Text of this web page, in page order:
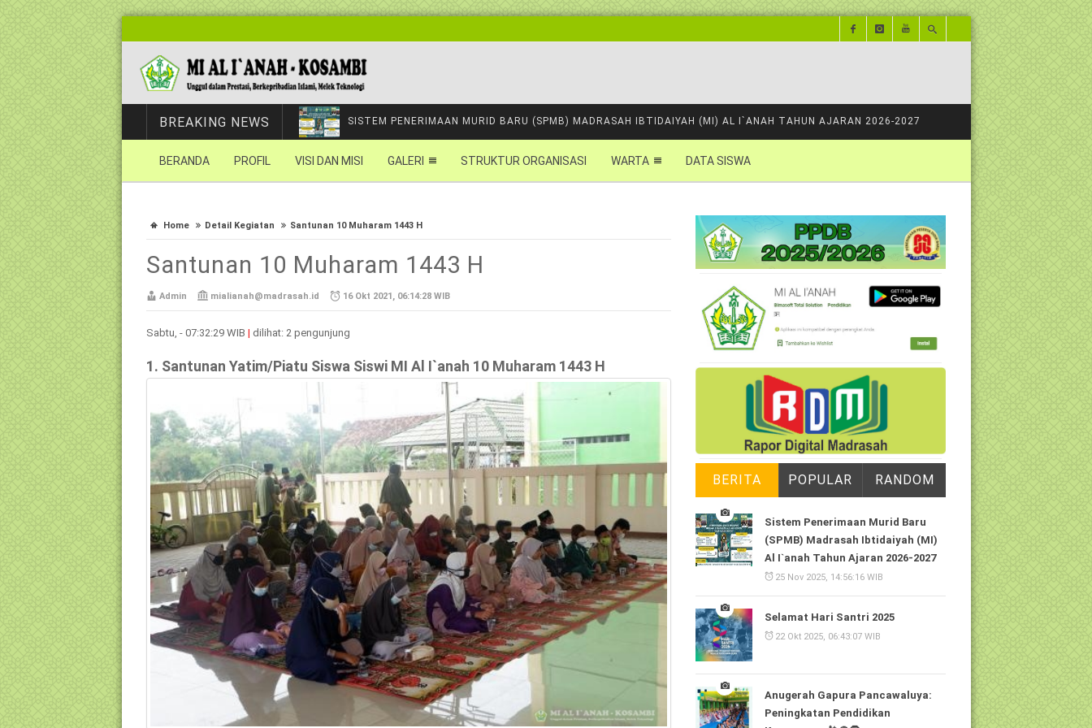
BREAKING NEWS SISTEM PENERIMAAN MURID BARU (SPMB) MADRASAH IBTIDAIYAH (MI) AL I`ANAH TAHUN AJARAN 2026-2027
BERANDA PROFIL VISI DAN MISI GALERI STRUKTUR ORGANISASI WARTA DATA SISWA
Home Detail Kegiatan Santunan 10 Muharam 1443 H
Santunan 10 Muharam 1443 H
Admin mialianah@madrasah.id 16 Okt 2021, 06:14:28 WIB
Sabtu, - 07:32:29 WIB | dilihat: 2 pengunjung
1. Santunan Yatim/Piatu Siswa Siswi MI Al I`anah 10 Muharam 1443 H
BERITA POPULAR RANDOM
Sistem Penerimaan Murid Baru
(SPMB) Madrasah Ibtidaiyah (MI)
Al I`anah Tahun Ajaran 2026-2027
25 Nov 2025, 14:56:16 WIB
Selamat Hari Santri 2025
22 Okt 2025, 06:43:07 WIB
Anugerah Gapura Pancawaluya:
Peningkatan Pendidikan